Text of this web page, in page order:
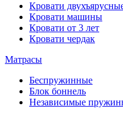
Кровати
Кровати машины
Кровати от 3 лет
Кровати чердак
Матрасы
Беспружинные
Блок боннель
Независимые